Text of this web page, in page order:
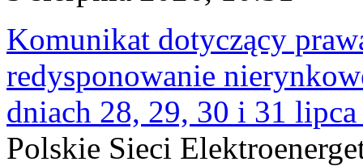
Komunikat dotyczący
redysponowanie
dniach 28, 29, 30 i 31
Polskie Sieci